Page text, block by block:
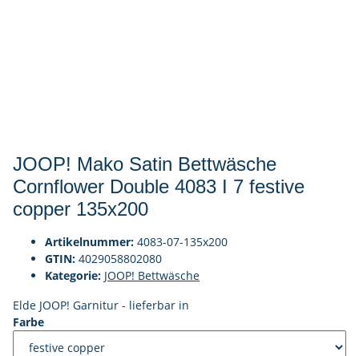
JOOP! Mako Satin Bettwäsche
Cornflower Double 4083 I 7 festive
copper 135x200
Artikelnummer: 4083-07-135x200
GTIN: 4029058802080
Kategorie: JOOP! Bettwäsche
Elde JOOP! Garnitur - lieferbar in
Farbe